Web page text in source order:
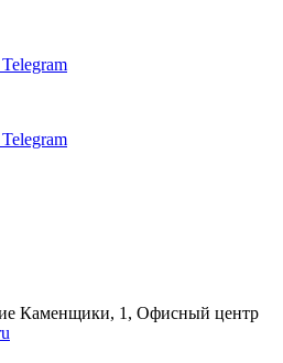
Каменщики, 1, Офисный центр